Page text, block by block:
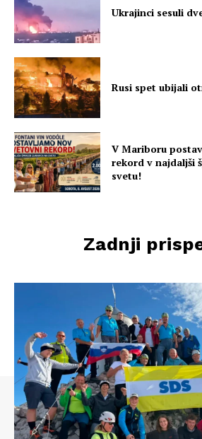
Ukrajinci sesuli
Rusi spet ubijali
V Mariboru
rekord v najdaljši
svetu!
Zadnji